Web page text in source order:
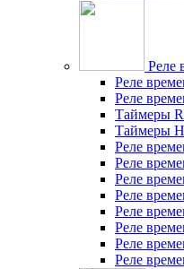
Реле
Реле
Реле
Таймеры
Таймеры
Реле
Реле
Реле
Реле
Реле
Реле
Реле
Реле